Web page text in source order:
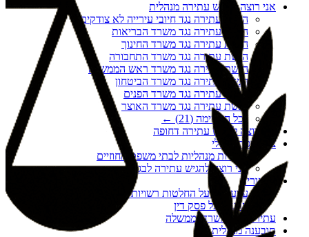
אני רוצה להגיש עתירה מנהלית
הגשת עתירה נגד חיובי עירייה לא צודקים
הגשת עתירה נגד משרד הבריאות
הגשת עתירה נגד משרד החינוך
הגשת עתירה נגד משרד התחבורה
הגשת עתירה נגד משרד ראש הממשלה
הגשת עתירה נגד משרד הביטחון
הגשת עתירה נגד משרד הפנים
הגשת עתירה נגד משרד האוצר
לכל הרשימה (21
) ←
אני רוצה להגיש עתירה דחופה
צו הריסה מנהלי
עתירות מנהליות לבתי משפט מחוזיים
אני רוצה להגיש עתירה לבג"ץ
ערעורים
ערעורים על החלטות רשויות מקומיות
ערעור על פסק דין
עתירות נגד משרדי ממשלה
תובענה מנהלית